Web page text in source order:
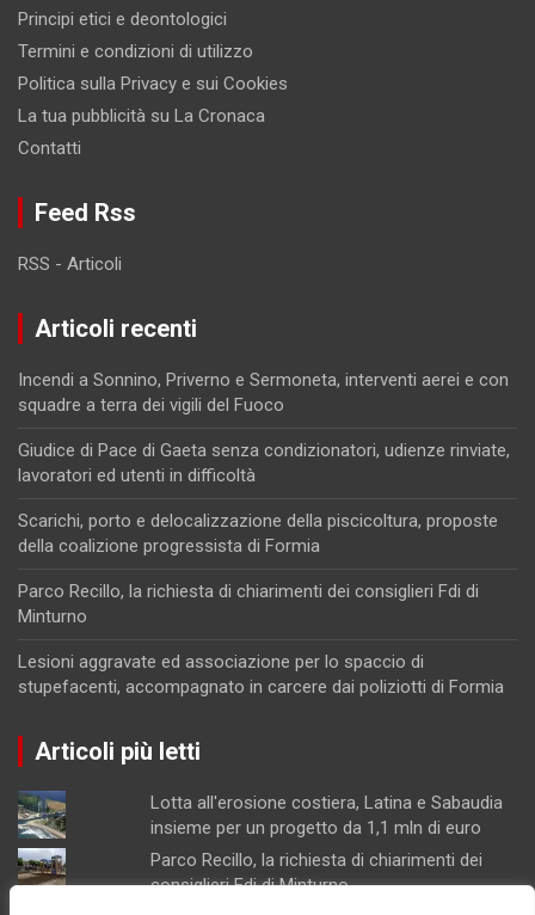
Principi etici e deontologici
Termini e condizioni di utilizzo
Politica sulla Privacy e sui Cookies
La tua pubblicità su La Cronaca
Contatti
Feed Rss
RSS - Articoli
Articoli recenti
Incendi a Sonnino, Priverno e Sermoneta, interventi aerei e con
squadre a terra dei vigili del Fuoco
Giudice di Pace di Gaeta senza condizionatori, udienze rinviate,
lavoratori ed utenti in difficoltà
Scarichi, porto e delocalizzazione della piscicoltura, proposte
della coalizione progressista di Formia
Parco Recillo, la richiesta di chiarimenti dei consiglieri Fdi di
Minturno
Lesioni aggravate ed associazione per lo spaccio di
stupefacenti, accompagnato in carcere dai poliziotti di Formia
Articoli più letti
Lotta all'erosione costiera, Latina e Sabaudia
insieme per un progetto da 1,1 mln di euro
Parco Recillo, la richiesta di chiarimenti dei
consiglieri Fdi di Minturno